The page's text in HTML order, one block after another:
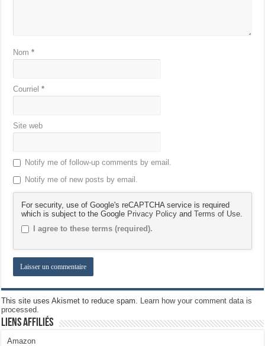
Nom*
Courriel*
Site web
Notify me of follow-up comments by email.
Notify me of new posts by email.
For security, use of Google's reCAPTCHA service is required
which is subject to the Google Privacy Policy andTerms of Use
I agree to these terms (required).
This site uses Akismet to reduce spam.
Learn how your comment data is
processed.
Liens Affiliés
Amazon